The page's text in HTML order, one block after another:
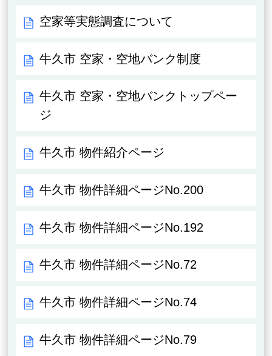
空家等実態調査について
牛久市 空家・空地バンク制度
牛久市 空家・空地バンクトップペー
ジ
牛久市 物件紹介ページ
牛久市 物件詳細ページNo.200
牛久市 物件詳細ページNo.192
牛久市 物件詳細ページNo.72
牛久市 物件詳細ページNo.74
牛久市 物件詳細ページNo.79